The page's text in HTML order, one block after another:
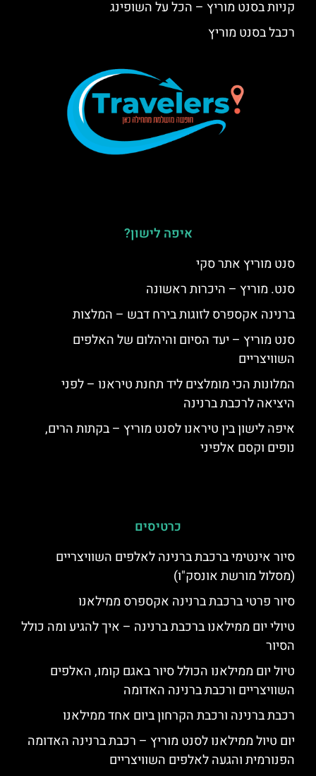
קניות בסנט מוריץ – הכל על השופינג
רכבל בסנט מוריץ
איפה לישון?
סנט מוריץ אתר סקי
סנט. מוריץ – היכרות ראשונה
ברנינה אקספרס לזוגות בירח דבש – המלצות
סנט מוריץ – יעד הסיום והיהלום של האלפים
השוויצריים
המלונות הכי מומלצים ליד תחנת טיראנו – לפני
היציאה לרכבת ברנינה
איפה לישון בין טיראנו לסנט מוריץ – בקתות הרים,
נופים וקסם אלפיני
כרטיסים
סיור אינטימי ברכבת ברנינה לאלפים השוויצריים
(מסלול מורשת אונסק"ו)
סיור פרטי ברכבת ברנינה אקספרס ממילאנו
טיולי יום ממילאנו ברכבת ברנינה – איך להגיע ומה כולל
הסיור
טיול יום ממילאנו הכולל סיור באגם קומו, האלפים
השוויצריים ורכבת ברנינה האדומה
רכבת ברנינה ורכבת הקרחון ביום אחד ממילאנו
יום טיול ממילאנו לסנט מוריץ – רכבת ברנינה האדומה
הפנורמית והגעה לאלפים השוויצריים